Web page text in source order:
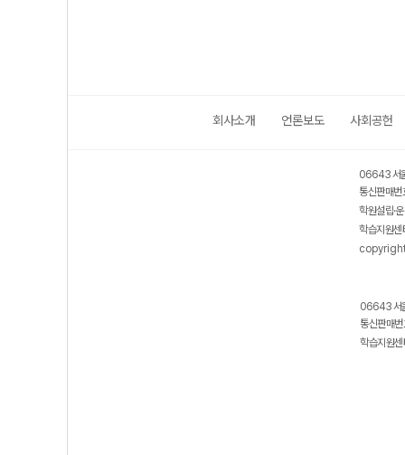
회사소개 언론보도 사회공헌
06643 서
통신판매
학원설립·
학습지원
06643 서
통신판매
학습지원